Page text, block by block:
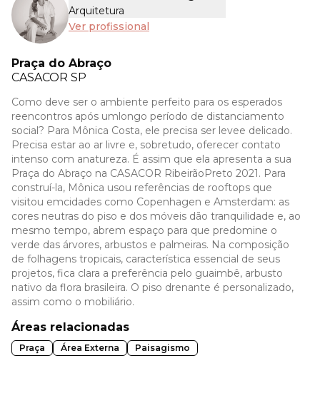
Arquitetura
Ver profissional
Praça do Abraço
CASACOR SP
Como deve ser o ambiente perfeito para os esperados
reencontros após umlongo período de distanciamento
social? Para Mônica Costa, ele precisa ser levee delicado.
Precisa estar ao ar livre e, sobretudo, oferecer contato
intenso com anatureza. É assim que ela apresenta a sua
Praça do Abraço na CASACOR RibeirãoPreto 2021. Para
construí-la, Mônica usou referências de rooftops que
visitou emcidades como Copenhagen e Amsterdam: as
cores neutras do piso e dos móveis dão tranquilidade e, ao
mesmo tempo, abrem espaço para que predomine o
verde das árvores, arbustos e palmeiras. Na composição
de folhagens tropicais, característica essencial de seus
projetos, fica clara a preferência pelo guaimbê, arbusto
nativo da flora brasileira. O piso drenante é personalizado,
assim como o mobiliário.
Áreas relacionadas
Praça Área Externa Paisagismo